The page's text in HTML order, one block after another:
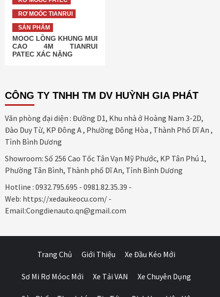
RƠ MOÓC TIANRUI
SẢN PHẨM
MOOC LỒNG KHUNG MUI
CAO 4M TIANRUI
PATEC XÁC NẶNG
CÔNG TY TNHH TM DV HUỲNH GIA PHÁT
Văn phòng đại diện : Đường D1, Khu nhà ở Hoàng Nam 3-2D,
Đào Duy Từ, KP Đông A , Phường Đông Hòa , Thành Phố Dĩ An ,
Tỉnh Bình Dương
Showroom: Số 256 Cao Tốc Tân Vạn Mỹ Phước, KP Tân Phú 1,
Phường Tân Bình, Thành phố Dĩ An, Tỉnh Bình Dương
Hotline : 0932.795.695 - 0981.82.35.39 -
Web: https://xedaukeocu.com/ -
Email:Congdienauto.qn@gmail.com
Trang Chủ Giới Thiệu Xe Đầu Kéo Mới
Sơ Mi Rơ Móoc Mới Xe Tải VAN Xe Chuyên Dụng